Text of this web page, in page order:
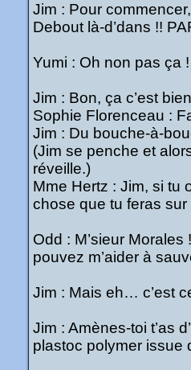
Jim : Pour
Debout là-d’dans !!
Yumi : Oh non pas ça
Jim : Bon, ça c’est
Sophie Florenceau :
Jim : Du bouche-à-
(Jim se penche et
réveille.)
Mme Hertz : Jim, si tu
chose que tu feras
Odd : M’sieur
pouvez m’aider à
Jim : Mais eh… c’est
Jim : Amènes-toi t’as
plastoc polymer issue